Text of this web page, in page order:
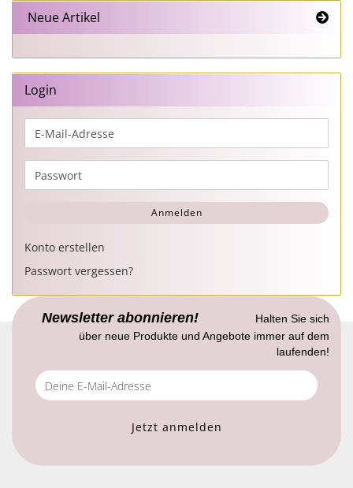
Neue Artikel
Login
E-
Mail-
Adresse
Passwort
Anmelden
Konto erstellen
Passwort vergessen?
Newsletter abonnieren!
Halten Sie sich
über neue Produkte und Angebote immer auf dem
laufenden!